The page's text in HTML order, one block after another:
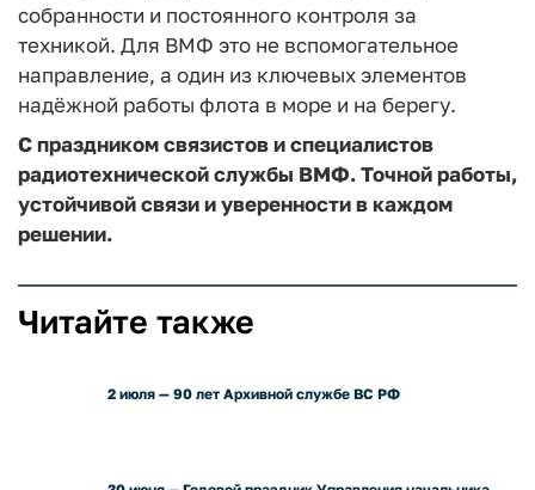
собранности и постоянного контроля за
техникой. Для ВМФ это не вспомогательное
направление, а один из ключевых элементов
надёжной работы флота в море и на берегу.
С праздником связистов и специалистов
радиотехнической службы ВМФ. Точной работы,
устойчивой связи и уверенности в каждом
решении.
Читайте также
2 июля — 90 лет Архивной службе ВС РФ